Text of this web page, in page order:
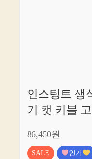
인스팅트 생
기 캣 키블
86,450원
SALE 인기